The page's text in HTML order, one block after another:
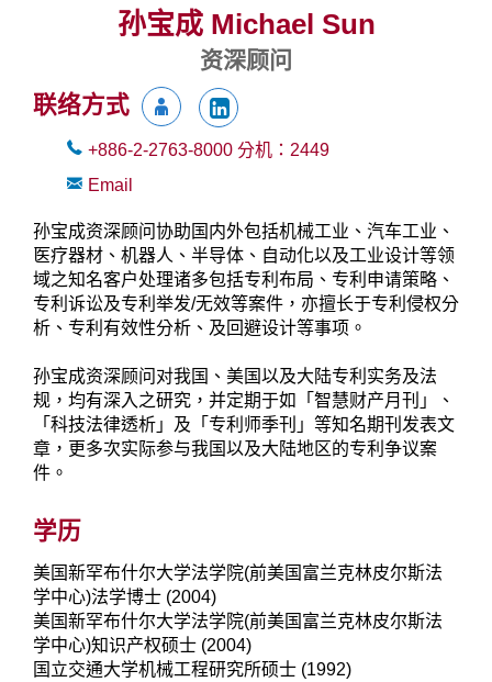
孙宝成 Michael Sun
资深顾问
联络方式
+886-2-2763-8000 分机： 2449
Email
孙宝成资深顾问协助国内外包括机械工业、汽车工业、
医疗器材、机器人、半导体、自动化以及工业设计等领
域之知名客户处理诸多包括专利布局、专利申请策略、
专利诉讼及专利举发/无效等案件，亦擅长于专利侵权分
析、专利有效性分析、及回避设计等事项。
孙宝成资深顾问对我国、美国以及大陆专利实务及法
规，均有深入之研究，并定期于如「智慧财产月刊」、
「科技法律透析」及「专利师季刊」等知名期刊发表文
章，更多次实际参与我国以及大陆地区的专利争议案
件。
学历
美国新罕布什尔大学法学院(前美国富兰克林皮尔斯法
学中心)法学博士 (2004)
美国新罕布什尔大学法学院(前美国富兰克林皮尔斯法
学中心)知识产权硕士 (2004)
国立交通大学机械工程研究所硕士 (1992)